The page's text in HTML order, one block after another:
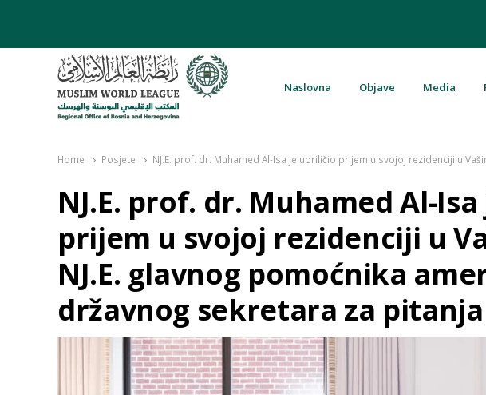
Naslovna Objave Media
Home Posjete NJ.E. prof. dr. Muhamed Al-Isa je upriličio prijem u svojoj rezidenciji u
NJ.E. prof. dr. Muhamed Al-
prijem u svojoj rezidenciji u
NJ.E. glavnog pomoćnika
državnog sekretara za